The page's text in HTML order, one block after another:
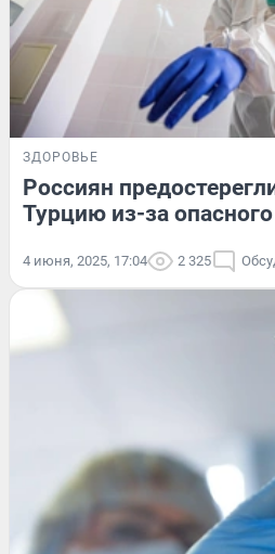
ЗДОРОВЬЕ
Россиян
Турцию из-за
4 июня, 2025, 17:04 2 325